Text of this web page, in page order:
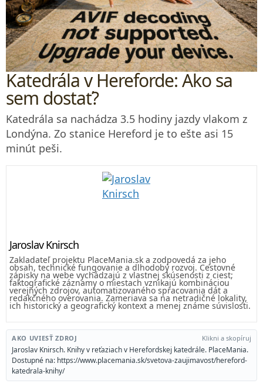
Katedrála v Hereforde: Ako sa
sem dostať?
Katedrála sa nachádza 3.5 hodiny jazdy vlakom z
Londýna. Zo stanice Hereford je to ešte asi 15
minút peši.
Jaroslav Knirsch
Zakladateľ projektu PlaceMania.sk a zodpovedá za jeho
obsah, technické fungovanie a dlhodobý rozvoj. Cestovné
zápisky na webe vychádzajú z vlastnej skúsenosti z ciest;
faktografické záznamy o miestach vznikajú kombináciou
verejných zdrojov, automatizovaného spracovania dát a
redakčného overovania. Zameriava sa na netradičné lokality,
ich historický a geografický kontext a menej známe súvislosti.
AKO UVIESŤ ZDROJ Klikni a skopíruj
Jaroslav Knirsch. Knihy v reťaziach v Herefordskej katedrále. PlaceMania.
Dostupné na: https://www.placemania.sk/svetova-zaujimavost/hereford-
katedrala-knihy/